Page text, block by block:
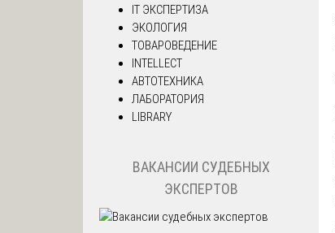
IT ЭКСПЕРТИЗА
ЭКОЛОГИЯ
ТОВАРОВЕДЕНИЕ
INTELLECT
АВТОТЕХНИКА
ЛАБОРАТОРИЯ
LIBRARY
ВАКАНСИИ СУДЕБНЫХ
ЭКСПЕРТОВ